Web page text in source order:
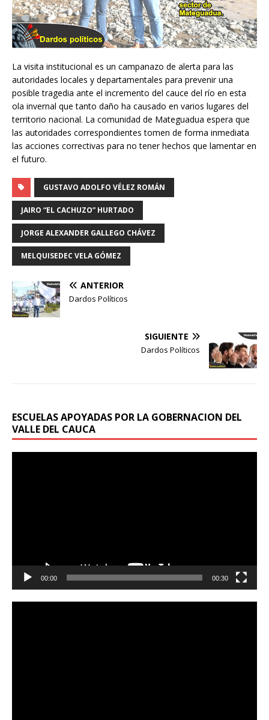
La visita institucional es un campanazo de alerta para las
autoridades locales y departamentales para prevenir una
posible tragedia ante el incremento del cauce del río en esta
ola invernal que tanto daño ha causado en varios lugares del
territorio nacional. La comunidad de Mateguadua espera que
las autoridades correspondientes tomen de forma inmediata
las acciones correctivas para no tener hechos que lamentar en
el futuro.
GUSTAVO ADOLFO VÉLEZ ROMÁN
JAIRO “EL CACHUZO” HURTADO
JORGE ALEXANDER GALLEGO CHÁVEZ
MELQUISEDEC VELA GÓMEZ
ANTERIOR
Dardos Políticos
SIGUIENTE
Dardos Políticos
ESCUELAS APOYADAS POR LA GOBERNACION DEL
VALLE DEL CAUCA
00:00 00:30